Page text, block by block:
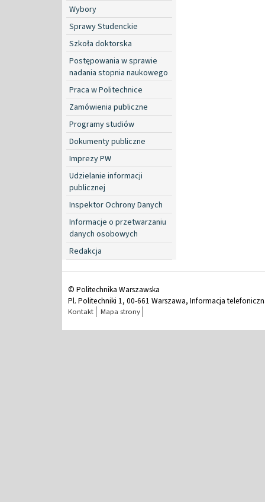
Wybory
Sprawy Studenckie
Szkoła doktorska
Postępowania w sprawie
nadania stopnia naukowego
Praca w Politechnice
Zamówienia publiczne
Programy studiów
Dokumenty publiczne
Imprezy PW
Udzielanie informacji
publicznej
Inspektor Ochrony Danych
Informacje o przetwarzaniu
danych osobowych
Redakcja
© Politechnika Warszawska
Pl. Politechniki 1, 00-661 Warszawa, Informacja
Kontakt Mapa strony